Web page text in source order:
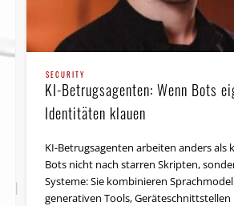
SECURITY
KI-Betrugsagenten: Wenn Bots
Identitäten klauen
KI-Betrugsagenten arbeiten anders als
Bots nicht nach starren Skripten,
Systeme: Sie kombinieren
generativen Tools,